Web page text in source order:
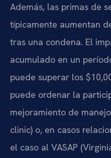
Además, las primas de
típicamente aumentan
tras una condena. El
acumulado en un
puede superar los
puede ordenar la
mejoramiento de
clinic) o, en casos
el caso al VASAP